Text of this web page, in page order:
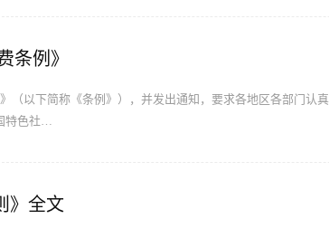
条例》
（以下简称《条例》），并发出通知，要求各地区各部门认真
特色社…
》全文